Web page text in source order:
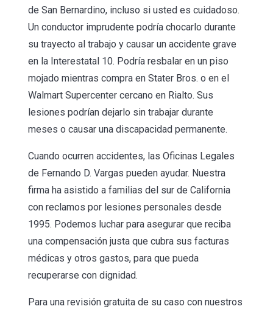
de San Bernardino, incluso si usted es cuidadoso.
Un conductor imprudente podría chocarlo durante
su trayecto al trabajo y causar un accidente grave
en la Interestatal 10. Podría resbalar en un piso
mojado mientras compra en Stater Bros. o en el
Walmart Supercenter cercano en Rialto. Sus
lesiones podrían dejarlo sin trabajar durante
meses o causar una discapacidad permanente.
Cuando ocurren accidentes, las Oficinas Legales
de Fernando D. Vargas pueden ayudar. Nuestra
firma ha asistido a familias del sur de California
con reclamos por lesiones personales desde
1995. Podemos luchar para asegurar que reciba
una compensación justa que cubra sus facturas
médicas y otros gastos, para que pueda
recuperarse con dignidad.
Para una revisión gratuita de su caso con nuestros